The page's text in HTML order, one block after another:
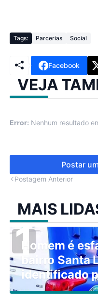
Tags: Parcerias Social
Facebook
VEJA
Error: Nenhum resultado
Postar
Postagem Anterior
MAIS
Homem é
bairro Santa
identificado